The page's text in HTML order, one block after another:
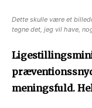
Dette skulle være et
tegne det, jeg vil have,
meningsfuld.